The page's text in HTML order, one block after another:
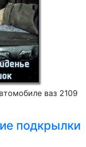
ваз 2109
подкрылки